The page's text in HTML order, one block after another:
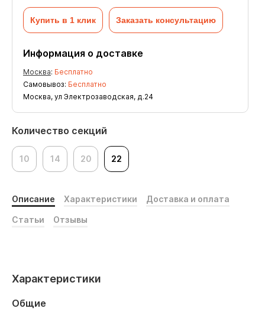
Количество секций
10 14 20 22
Купить в 1 клик Заказать консультацию
Информация о доставке
Москва: Бесплатно
Самовывоз: Бесплатно
Москва, ул Электрозаводская, д.24
Описание Характеристики Доставка и оплата
Статьи Отзывы
Характеристики
Общие